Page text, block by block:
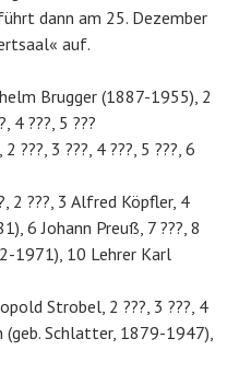
dann am 25. Dezember
auf.
Brugger (1887-1955), 2
4 ???, 5 ???
2 ???, 3 ???, 4 ???, 5 ???, 6
2 ???, 3 Alfred Köpfler, 4
6 Johann Preuß, 7 ???, 8
1971), 10 Lehrer Karl
Strobel, 2 ???, 3 ???, 4
(geb. Schlatter, 1879-1947),